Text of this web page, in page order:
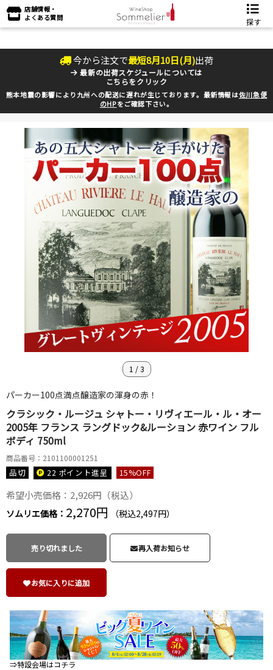
店舗情報・
よくある質問
探す
今から注文で最短8月10日(月)出荷
最新の出荷スケジュールについては
こちらをクリック
熊本地震の影響により九州への配送に遅れが生じております。最新情報は佐川急便
のHPをご確認下さい。
1 /3
パーカー100点満点醸造家の渾身の赤！
クラシック・ルージュ シャトー・リヴィエール・ル・オー
2005年 フランス ラングドック&ルーション 赤ワイン フル
ボディ 750ml
商品番号：2101100001251
品切 22 ポイント進呈 15%OFF
希望小売価格：2,926円（税込）
ソムリエ価格： 2,270円 （税込2,497円）
売り切れました 再入荷お知らせ
お気に入りに追加
⇒特設会場はコチラ